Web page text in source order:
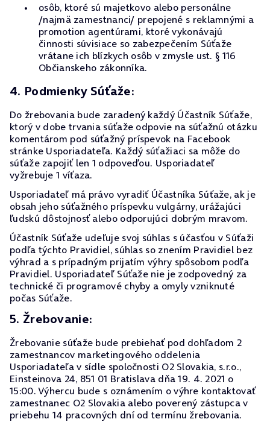
osôb, ktoré sú majetkovo alebo personálne
/najmä zamestnanci/ prepojené s reklamnými a
promotion agentúrami, ktoré vykonávajú
činnosti súvisiace so zabezpečením Súťaže
vrátane ich blízkych osôb v zmysle ust. § 116
Občianskeho zákonníka.
4. Podmienky Súťaže:
Do žrebovania bude zaradený každý Účastník Súťaže,
ktorý v dobe trvania súťaže odpovie na súťažnú otázku
komentárom pod súťažný príspevok na Facebook
stránke Usporiadateľa. Každý súťažiaci sa môže do
súťaže zapojiť len 1 odpoveďou. Usporiadateľ
vyžrebuje 1 víťaza.
Usporiadateľ má právo vyradiť Účastníka Súťaže, ak je
obsah jeho súťažného príspevku vulgárny, urážajúci
ľudskú dôstojnosť alebo odporujúci dobrým mravom.
Účastník Súťaže udeľuje svoj súhlas s účasťou v Súťaži
podľa týchto Pravidiel, súhlas so znením Pravidiel bez
výhrad a s prípadným prijatím výhry spôsobom podľa
Pravidiel. Usporiadateľ Súťaže nie je zodpovedný za
technické či programové chyby a omyly vzniknuté
počas Súťaže.
5. Žrebovanie:
Žrebovanie súťaže bude prebiehať pod dohľadom 2
zamestnancov marketingového oddelenia
Usporiadateľa v sídle spoločnosti O2 Slovakia, s.r.o.,
Einsteinova 24, 851 01 Bratislava dňa 19. 4. 2021 o
15:00. Výhercu bude s oznámením o výhre kontaktovať
zamestnanec O2 Slovakia alebo poverený zástupca v
priebehu 14 pracovných dní od termínu žrebovania.